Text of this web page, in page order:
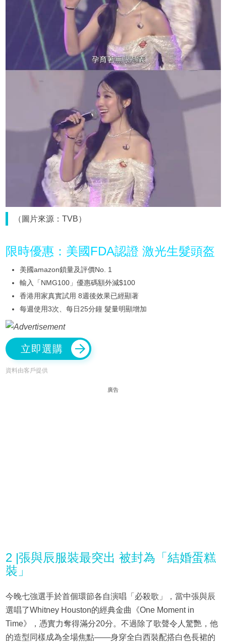
（圖片來源：TVB）
限時優惠：美國FDA認證 激光生髮頭盔
美國amazon鎖量及評價No. 1
輸入「NMG100」優惠碼額外減$100
香港用家真實試用 8週後效果已經顯著
每週使用3次、每日25分鐘 髮量明顯增加
立即選購
資料由客戶提供
廣告
2 |張與辰服裝最突出 被封為「結婚蛋糕
裝」
今晚七強選手於首個環節各自演唱「必殺歌」，當中張與辰
選唱了Whitney Houston的經典金曲《One Moment in
Time》，憑實力奪得滿分20分。不過除了歌聲令人驚艷，他
的造型同樣成為全場焦點——身穿全白西裝配搭白色長裙的